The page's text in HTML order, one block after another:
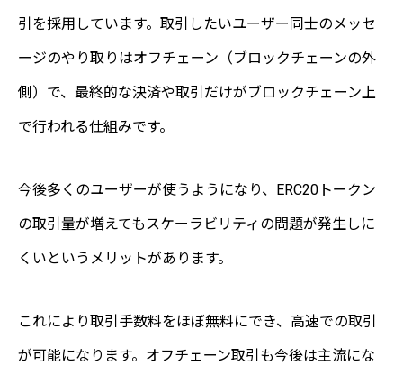
引を採用しています。取引したいユーザー同士のメッセ
ージのやり取りはオフチェーン（ブロックチェーンの外
側）で、最終的な決済や取引だけがブロックチェーン上
で行われる仕組みです。
今後多くのユーザーが使うようになり、ERC20トークン
の取引量が増えてもスケーラビリティの問題が発生しに
くいというメリットがあります。
これにより取引手数料をほぼ無料にでき、高速での取引
が可能になります。オフチェーン取引も今後は主流にな